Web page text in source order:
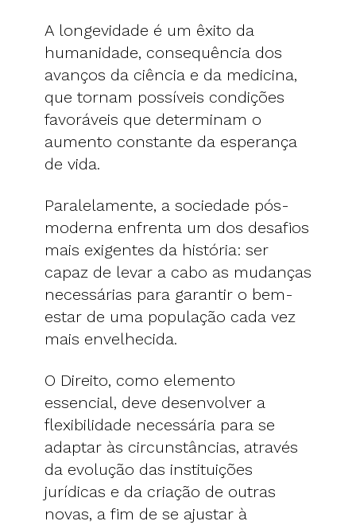
A longevidade é um êxito da
humanidade, consequência dos
avanços da ciência e da medicina,
que tornam possíveis condições
favoráveis que determinam o
aumento constante da esperança
de vida.
Paralelamente, a sociedade pós-
moderna enfrenta um dos desafios
mais exigentes da história: ser
capaz de levar a cabo as mudanças
necessárias para garantir o bem-
estar de uma população cada vez
mais envelhecida.
O Direito, como elemento
essencial, deve desenvolver a
flexibilidade necessária para se
adaptar às circunstâncias, através
da evolução das instituições
jurídicas e da criação de outras
novas, a fim de se ajustar à